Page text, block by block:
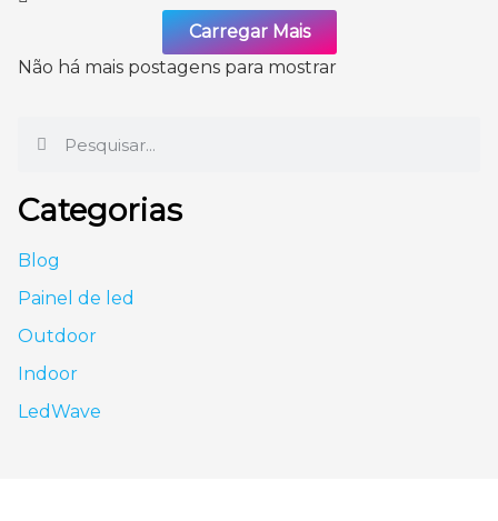
Carregar Mais
Não há mais postagens para mostrar
Categorias
Blog
Painel de led
Outdoor
Indoor
LedWave